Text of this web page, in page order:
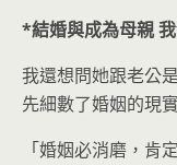
*結婚與成為母親
我還想問她跟老公
先細數了婚姻的現
「婚姻必消磨，肯